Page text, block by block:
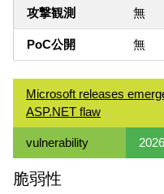
攻撃観測 無
PoC公開 無
Microsoft releases
ASP.NET flaw
vulnerability
脆弱性